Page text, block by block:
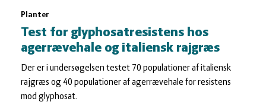
Planter
Test for glyphosatresistens hos
agerrævehale og italiensk rajgræs
Der er i undersøgelsen testet 70 populationer af italiensk
rajgræs og 40 populationer af agerrævehale for resistens
mod glyphosat.